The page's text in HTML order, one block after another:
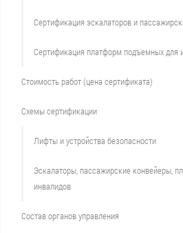
Сертификация эскалаторов и
Сертификация платформ подъемных для
Стоимость работ (цена сертификата)
Схемы сертификации
Лифты и устройства безопасности
Эскалаторы, пассажирские конвейеры,
инвалидов
Состав органов управления